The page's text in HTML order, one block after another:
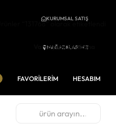
KURUMSAL SATIŞ
MAĞAZALARIMIZ
FAVORİLERİM HESABIM
Ürünler “131768” olarak etiketlendi
Varsayılan Sıralama